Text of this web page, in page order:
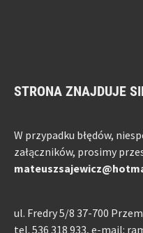
STRONA ZNAJDUJE
W przypadku błędów,
załączników, prosimy
ul. Fredry 5/8 37-700
tel. 536 318 933, e-mail: